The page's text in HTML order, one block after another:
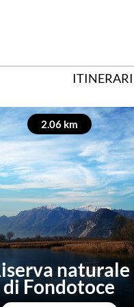
ITINERARI
2.06 km
naturale
di Fondotoce